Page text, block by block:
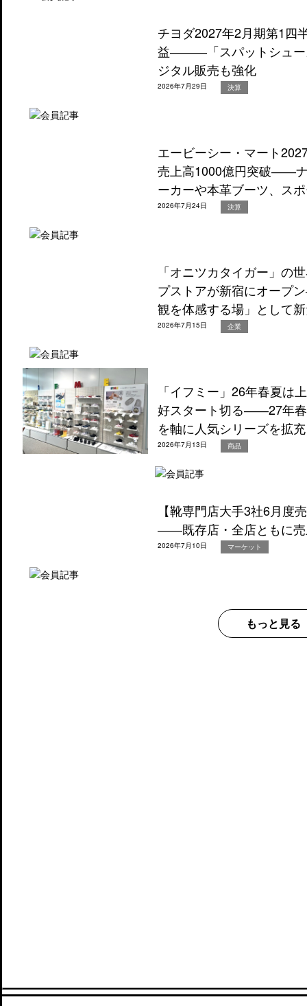
チヨダ2027年2月期第1四
益―――「スパットシュー
ジタル販売も強化
2026年7月29日 決算
エービーシー・マート
売上高1000億円突破――
ーカーや本革ブーツ、ス
2026年7月24日 決算
「オニツカタイガー」の
プストアが新宿にオープ
観を体感する場」として
2026年7月15日 企業
「イフミー」26年春夏は
好スタート切る――27年
を軸に人気シリーズを拡充
2026年7月13日 商品
【靴専門店大手3社6月度
――既存店・全店ともに売
2026年7月10日 マーケット
もっと見る